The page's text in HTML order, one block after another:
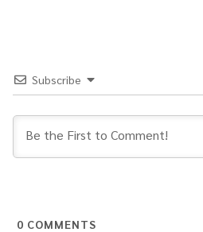
Subscribe
0 COMMENTS